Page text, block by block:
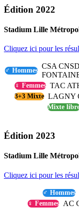
Édition 2022
Stadium Lille
Cliquez ici pour les
♂ Hommes
CSA
♀ Femmes TAC
3+3 Mixte LAGNY
Mixte
Édition 2023
Stadium Lille
Cliquez ici pour les
♂ Hommes
♀ Femmes AC